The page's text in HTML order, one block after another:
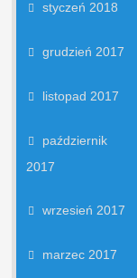
styczeń 2018
grudzień 2017
listopad 2017
październik
2017
wrzesień 2017
marzec 2017